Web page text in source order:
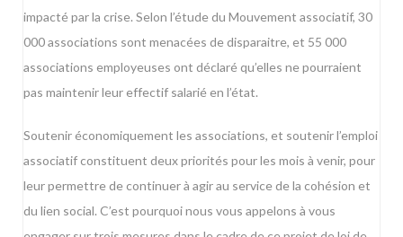
impacté par la crise. Selon l’étude du Mouvement associatif, 30
000 associations sont menacées de disparaitre, et 55 000
associations employeuses ont déclaré qu’elles ne pourraient
pas maintenir leur effectif salarié en l’état.
Soutenir économiquement les associations, et soutenir l’emploi
associatif constituent deux priorités pour les mois à venir, pour
leur permettre de continuer à agir au service de la cohésion et
du lien social. C’est pourquoi nous vous appelons à vous